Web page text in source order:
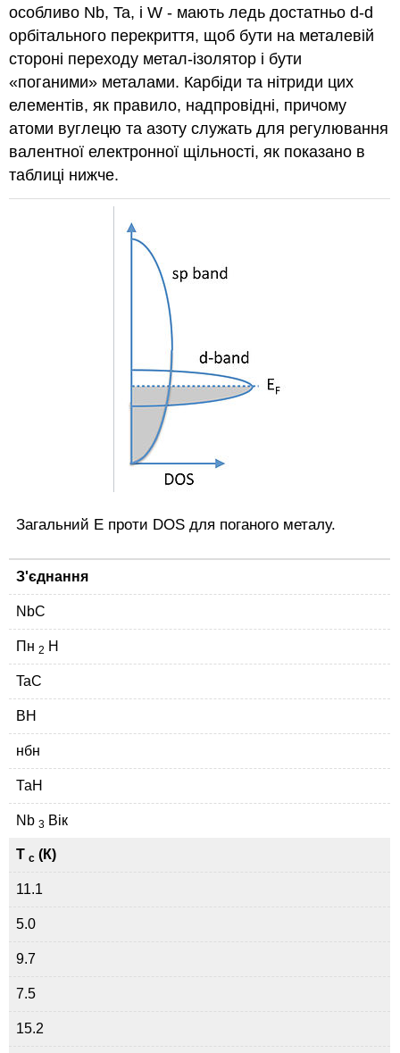
особливо Nb, Ta, і W - мають ледь достатньо d-d
орбітального перекриття, щоб бути на металевій
стороні переходу метал-ізолятор і бути
«поганими» металами. Карбіди та нітриди цих
елементів, як правило, надпровідні, причому
атоми вуглецю та азоту служать для регулювання
валентної електронної щільності, як показано в
таблиці нижче.
Загальний E проти DOS для поганого металу.
З'єднання
NbC
Пн2 Н
TaC
ВН
нбн
ТаН
Nb3 Вік
Тс (К)
11.1
5.0
9.7
7.5
15.2